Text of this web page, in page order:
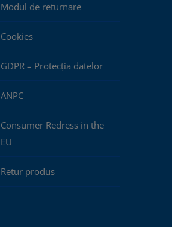
Modul de returnare
Cookies
GDPR – Protecția datelor
ANPC
Consumer Redress in the
EU
Retur produs